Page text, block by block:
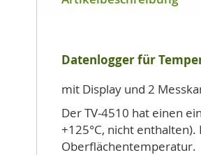
Datenlogger für
mit Display und 2
Der TV-4510 hat einen
+125°C, nicht
Oberflächentemperatur.